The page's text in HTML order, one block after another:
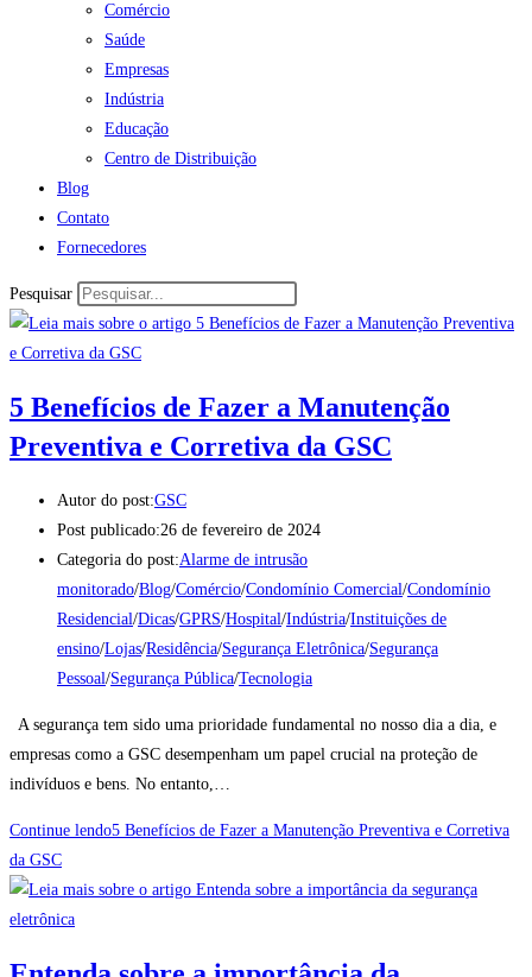
Comércio
Saúde
Empresas
Indústria
Educação
Centro de Distribuição
Blog
Contato
Fornecedores
Pesquisar
5 Benefícios de Fazer a Manutenção
Preventiva e Corretiva da GSC
Autor do post:GSC
Post publicado:26 de fevereiro de 2024
Categoria do post:Alarme de intrusão
monitorado/Blog/Comércio/Condomínio Comercial/Condomínio
Residencial/Dicas/GPRS/Hospital/Indústria/Instituições de
ensino/Lojas/Residência/Segurança Eletrônica/Segurança
Pessoal/Segurança Pública/Tecnologia
A segurança tem sido uma prioridade fundamental no nosso dia a dia, e
empresas como a GSC desempenham um papel crucial na proteção de
indivíduos e bens. No entanto,…
Continue lendo5 Benefícios de Fazer a Manutenção Preventiva e Corretiva
da GSC